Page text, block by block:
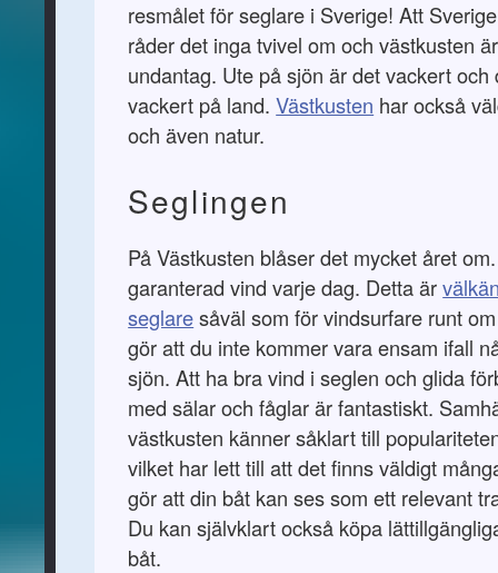
resmålet för seglare i Sverige! Att
råder det inga tvivel om och västkusten
undantag. Ute på sjön är det vackert och
vackert på land.Västkusten har också
och även natur.
Seglingen
På Västkusten blåser det mycket året
garanterad vind varje dag. Detta är
seglaresåväl som för vindsurfare runt
gör att du inte kommer vara ensam ifall
sjön. Att ha bra vind i seglen och glida
med sälar och fåglar är fantastiskt.
västkusten känner såklart till
vilket har lett till att det finns väldigt
gör att din båt kan ses som ett relevant
Du kan självklart också köpa
båt.